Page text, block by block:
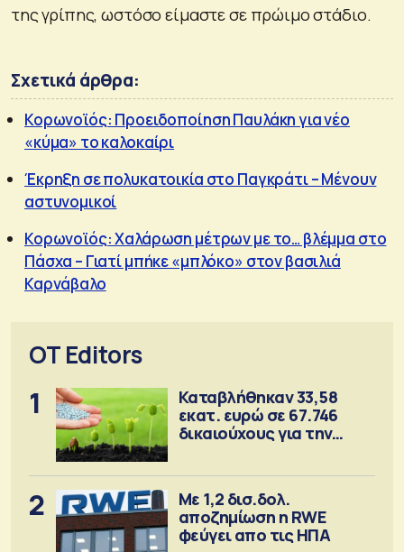
της γρίπης, ωστόσο είμαστε σε πρώιμο στάδιο.
Σχετικά άρθρα:
Κορωνοϊός: Προειδοποίηση Παυλάκη για νέο
«κύμα» το καλοκαίρι
Έκρηξη σε πολυκατοικία στο Παγκράτι – Μένουν
αστυνομικοί
Κορωνοϊός: Χαλάρωση μέτρων με το… βλέμμα στο
Πάσχα – Γιατί μπήκε «μπλόκο» στον βασιλιά
Καρνάβαλο
OT Editors
1
Καταβλήθηκαν 33,58
εκατ. ευρώ σε 67.746
δικαιούχους για την
2
Με 1,2 δισ.δολ.
αποζημίωση η RWE
φεύγει απο τις ΗΠΑ